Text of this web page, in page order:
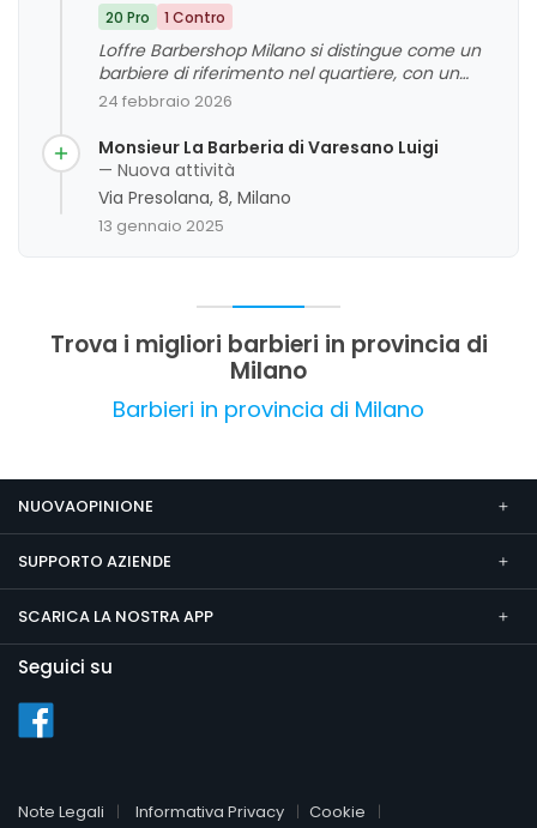
20 Pro 1 Contro
Loffre Barbershop Milano si distingue come un
barbiere di riferimento nel quartiere, con un
ambiente accogliente, professionale e curato
particolarmente la competenza del personale,
in particolare di Cristian e Davide, e la possibilità
di prenotare facilmente tramite app. La qualità
dei tagli e dei servizi di cura della barba viene
generalmente giudicata molto positiva, così
insoddisfazioni legate a risultati non perfetti, ma
e di alto livello.
24 febbraio 2026
Monsieur La Barberia di Varesano Luigi
— Nuova attività
Via Presolana, 8, Milano
13 gennaio 2025
Trova i migliori barbieri in provincia di
Milano
Barbieri in provincia di Milano
NUOVAOPINIONE
SUPPORTO AZIENDE
SCARICA LA NOSTRA APP
Seguici su
Note Legali Informativa Privacy
Cookie